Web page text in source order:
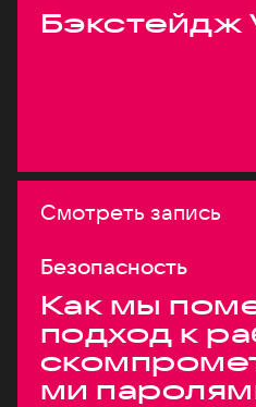
Бэкстейдж
Смотреть запись
Безопасность
Как мы
подход к
ми